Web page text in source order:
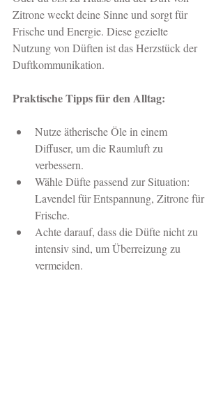
Zitrone weckt deine Sinne und sorgt für
Frische und Energie. Diese gezielte
Nutzung von Düften ist das Herzstück der
Duftkommunikation.
Praktische Tipps für den Alltag:
Nutze ätherische Öle in einem
Diffuser, um die Raumluft zu
verbessern.
Wähle Düfte passend zur Situation:
Lavendel für Entspannung, Zitrone für
Frische.
Achte darauf, dass die Düfte nicht zu
intensiv sind, um Überreizung zu
vermeiden.